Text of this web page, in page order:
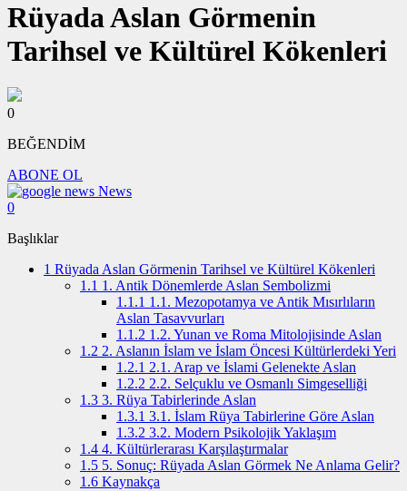
Rüyada Aslan Görmenin
Tarihsel ve Kültürel Kökenleri
0
BEĞENDİM
ABONE OL
News
0
Başlıklar
1 Rüyada Aslan Görmenin Tarihsel ve Kültürel Kökenleri
1.1 1. Antik Dönemlerde Aslan Sembolizmi
1.1.1 1.1. Mezopotamya ve Antik Mısırlıların
Aslan Tasavvurları
1.1.2 1.2. Yunan ve Roma Mitolojisinde Aslan
1.2 2. Aslanın İslam ve İslam Öncesi Kültürlerdeki Yeri
1.2.1 2.1. Arap ve İslami Gelenekte Aslan
1.2.2 2.2. Selçuklu ve Osmanlı Simgeselliği
1.3 3. Rüya Tabirlerinde Aslan
1.3.1 3.1. İslam Rüya Tabirlerine Göre Aslan
1.3.2 3.2. Modern Psikolojik Yaklaşım
1.4 4. Kültürlerarası Karşılaştırmalar
1.5 5. Sonuç: Rüyada Aslan Görmek Ne Anlama Gelir?
1.6 Kaynakça